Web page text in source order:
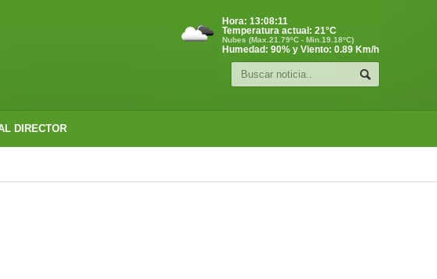
Hora: 13:08:12
Temperatura actual: 21°C
Nubes (Max.21.79ºC - Min.19.18ºC)
Humedad: 90% y Viento: 0.89 Km/h
DIRECTOR